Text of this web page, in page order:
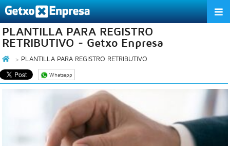
LA ASOCIACIÓN
SERVICIOS
ACTIVIDADES
EMPRESAS ASOCIADAS
INFORMACIÓN DE INTERÉS
PLANTILLA PARA REGISTRO
RETRIBUTIVO - Getxo Enpresa
PLANTILLA PARA REGISTRO RETRIBUTIVO
Whatsapp